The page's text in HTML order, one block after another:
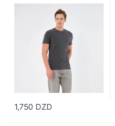
1,750 DZD
Ce produit a plusieurs